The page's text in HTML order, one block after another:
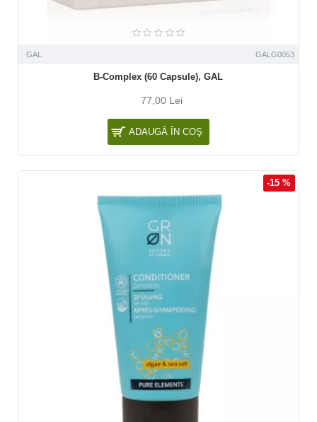
GAL GALG0053
B-Complex (60 Capsule), GAL
77,00 Lei
ADAUGĂ ÎN COŞ
-15 %